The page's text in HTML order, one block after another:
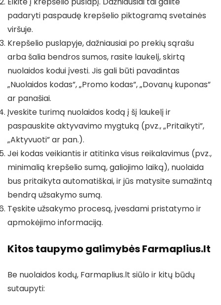
padaryti paspaudę krepšelio piktogramą svetainės
viršuje.
Krepšelio puslapyje, dažniausiai po prekių sąrašu
arba šalia bendros sumos, rasite laukelį, skirtą
nuolaidos kodui įvesti. Jis gali būti pavadintas
„Nuolaidos kodas”, „Promo kodas”, „Dovanų kuponas”
ar panašiai.
Įveskite turimą nuolaidos kodą į šį laukelį ir
paspauskite aktyvavimo mygtuką (pvz., „Pritaikyti”,
„Aktyvuoti” ar pan.).
Jei kodas veikiantis ir atitinka visus reikalavimus (pvz.,
minimalią krepšelio sumą, galiojimo laiką), nuolaida
bus pritaikyta automatiškai, ir jūs matysite sumažintą
bendrą užsakymo sumą.
Tęskite užsakymo procesą, įvesdami pristatymo ir
apmokėjimo informaciją.
Kitos taupymo galimybės Farmaplius.lt
Be nuolaidos kodų, Farmaplius.lt siūlo ir kitų būdų
sutaupyti: